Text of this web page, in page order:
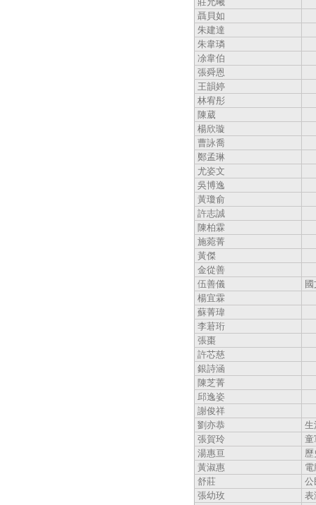
聶貝如
朱建達
朱韋璘
凃韋伯
張舜恩
王韻婷
林宥彤
陳葳
楊欣璇
曹詠喬
鄭孟琳
尤姿文
吳博逸
黃瓊俞
許志誠
陳柏霖
施菀菁
黃傑
金從善
伍善儀
楊宜霖
蘇菁瑋
李莙珩
張棗
許芯慈
銀詩涵
陳芝菁
邱逸姿
謝俊祥
劉亦恭
生
張賀玲
童
湯惠亘
黃淑惠
舒莊
公
張幼玫
表